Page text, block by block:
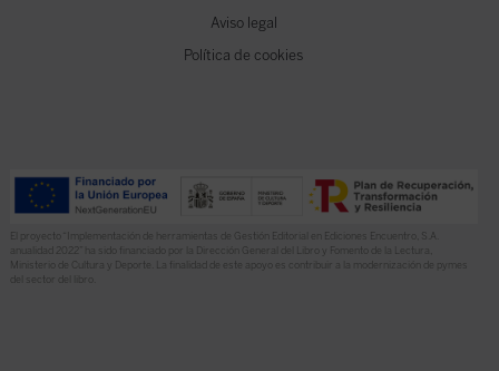
Aviso legal
Política de cookies
El proyecto “Implementación de herramientas de Gestión Editorial en Ediciones Encuentro, S.A.
anualidad 2022” ha sido financiado por la Dirección General del Libro y Fomento de la Lectura,
Ministerio de Cultura y Deporte. La finalidad de este apoyo es contribuir a la modernización de pymes
del sector del libro.